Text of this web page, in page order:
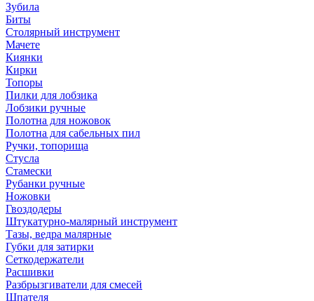
Зубила
Биты
Столярный инструмент
Мачете
Киянки
Кирки
Топоры
Пилки для лобзика
Лобзики ручные
Полотна для ножовок
Полотна для сабельных пил
Ручки, топорища
Стусла
Стамески
Рубанки ручные
Ножовки
Гвоздодеры
Штукатурно-малярный инструмент
Тазы, ведра малярные
Губки для затирки
Сеткодержатели
Расшивки
Разбрызгиватели для смесей
Шпателя